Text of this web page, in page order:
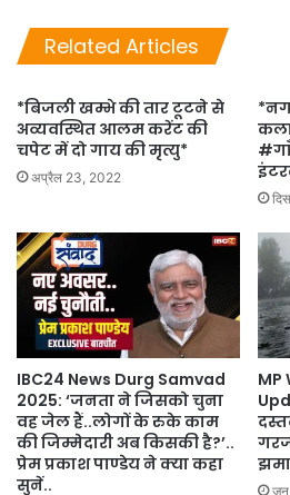
Related Articles
*बिजली खम्भे की तार टूटने से
अव्यवस्थित आलम करेंट की
चपेट में दो गाय की मृत्यु*
अप्रैल 23, 2022
IBC24 News Durg Samvad
2025: ‘जनता ने जिसको चुना
वह जेल हैं..लोगों के रुके काम
की जिम्मेदारी अब किसकी है?’..
प्रेम प्रकाश पाण्डेय ने क्या कहा
सुनें..
MP